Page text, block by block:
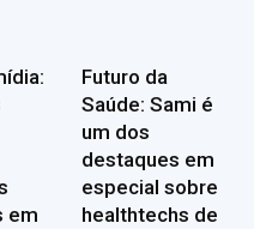
em
Futuro da
Saúde: Sami é
um dos
destaques em
especial sobre
healthtechs de